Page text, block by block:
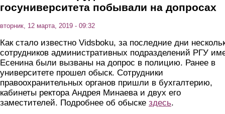
госуниверситета побывали на допросах
вторник, 12 марта, 2019 - 09:32
Как стало известно Vidsboku, за последние дни
сотрудников административных подразделений РГУ
Есенина были вызваны на допрос в полицию. Ранее в
университете прошел обыск. Сотрудники
правоохранительных органов пришли в бухгалтерию,
кабинеты ректора Андрея Минаева и двух его
заместителей. Подробнее об обыске здесь.